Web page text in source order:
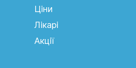
Ціни
Лікарі
Акції